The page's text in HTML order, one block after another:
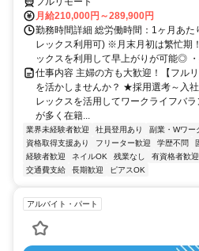
月給210,000円～289,900円
勤務時間詳細 総労働時間：1ヶ月あ
レックス利用可) ※月末月初は繁忙期
ックスを利用して早上がりが可能◎
仕事内容 主婦の方も大歓迎！【フル
を活かしませんか？ ★採用選考～入
レックスを活用してワークライフバ
が多く在籍...
業界未経験者歓迎 社員登用あり 副業・Wワー
資格取得支援あり
フリーター歓迎 学歴不問
経験者歓迎
ネイルOK 残業なし 有資格者歓迎
交通費支給
長期歓迎 ピアスOK
アルバイト・パート